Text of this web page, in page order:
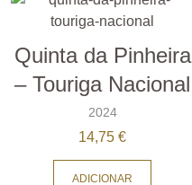
Quinta da Pinheira
– Touriga Nacional
2024
14,75€
ADICIONAR